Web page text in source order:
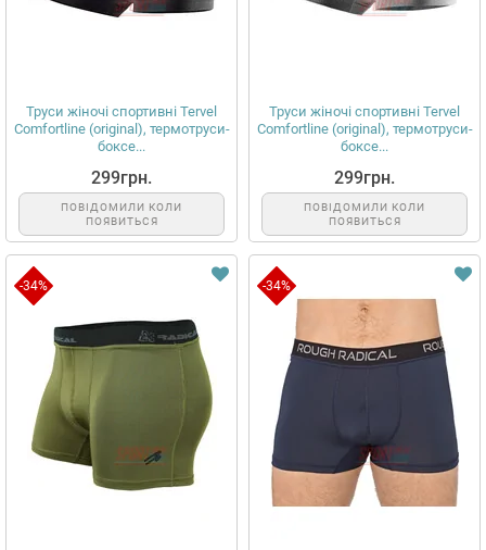
Труси жіночі спортивні Tervel
Comfortline (original), термотруси-
боксе...
299грн.
ПОВІДОМИЛИ КОЛИ
ПОЯВИТЬСЯ
Труси жіночі спортивні Tervel
Comfortline (original), термотруси-
боксе...
299грн.
ПОВІДОМИЛИ КОЛИ
ПОЯВИТЬСЯ
-34% -34%